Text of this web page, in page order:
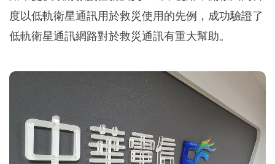
度以低軌衛星通訊用於救災使用的先例，成功驗證了
低軌衛星通訊網路對於救災通訊有重大幫助。